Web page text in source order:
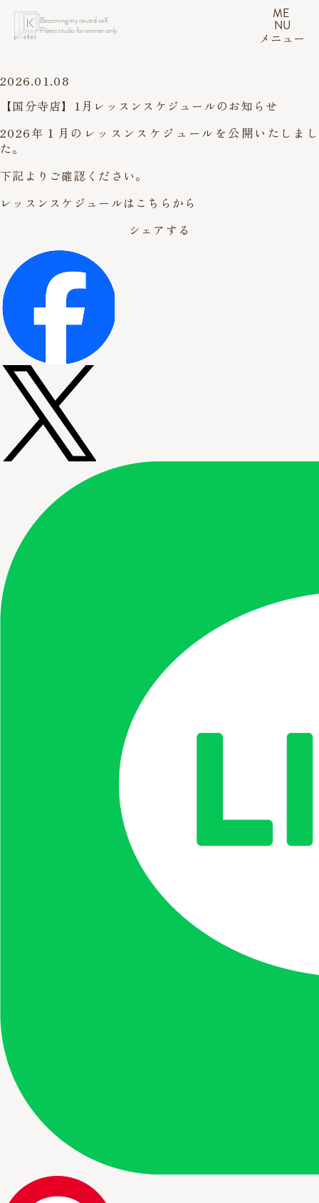
Becoming my neutral self.
Pilates studio for women only.
ME
NU
メニュー
2026.01.08
【国分寺店】1月レッスンスケジュールのお知らせ
2026年１月のレッスンスケジュールを公開いたしまし
た。
下記よりご確認ください。
レッスンスケジュールはこちらから
シェアする